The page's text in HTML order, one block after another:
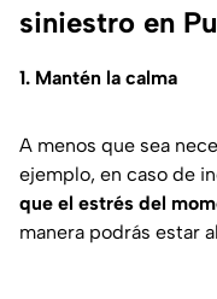
siniestro en
1. Mantén la calma
A menos que sea
ejemplo, en caso de
que el estrés del
manera podrás estar